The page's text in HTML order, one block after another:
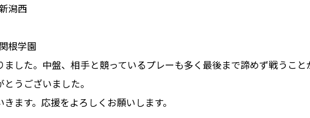
潟西
学園
した。中盤、相手と競っているプレーも多く最後まで諦めず戦うこと
うございました。
ます。応援をよろしくお願いします。